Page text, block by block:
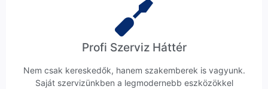
Profi Szerviz Háttér
Nem csak kereskedők, hanem szakemberek is vagyunk.
Saját szervizünkben a legmodernebb eszközökkel